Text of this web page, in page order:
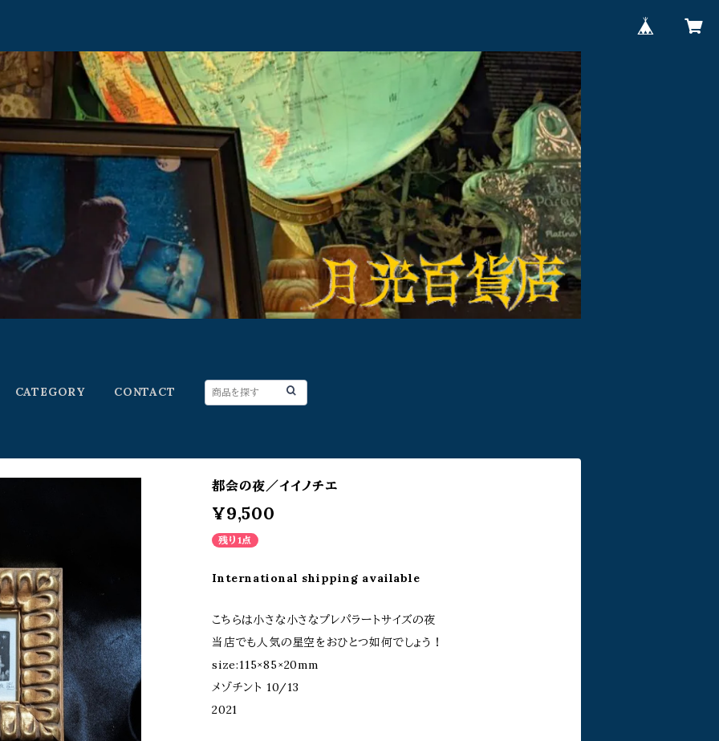
CATEGORY CONTACT
都会の夜／イイノチエ
¥9,500
残り1点
International shipping available
こちらは小さな小さなプレパラートサイズの夜
当店でも人気の星空をおひとつ如何でしょう！
size:115×85×20mm
メゾチント 10/13
2021